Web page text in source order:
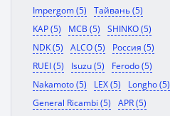
Impergom (5)
Тайвань (5)
KAP (5)
MCB (5)
SHINKO (5)
NDK (5)
ALCO (5)
Россия (5)
RUEI (5)
Isuzu (5)
Ferodo (5)
Nakamoto (5)
LEX (5)
Longho (5)
General Ricambi (5)
APR (5)